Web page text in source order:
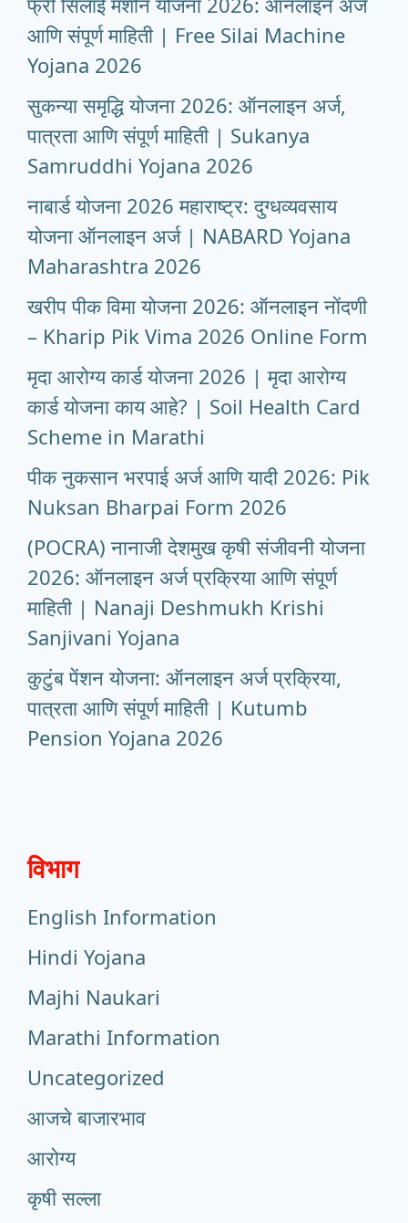
आणि संपूर्ण माहिती | Free Silai Machine
Yojana 2026
सुकन्या समृद्धि योजना 2026: ऑनलाइन अर्ज,
पात्रता आणि संपूर्ण माहिती | Sukanya
Samruddhi Yojana 2026
नाबार्ड योजना 2026 महाराष्ट्र: दुग्धव्यवसाय
योजना ऑनलाइन अर्ज | NABARD Yojana
Maharashtra 2026
खरीप पीक विमा योजना 2026: ऑनलाइन नोंदणी
– Kharip Pik Vima 2026 Online Form
मृदा आरोग्य कार्ड योजना 2026 | मृदा आरोग्य
कार्ड योजना काय आहे? | Soil Health Card
Scheme in Marathi
पीक नुकसान भरपाई अर्ज आणि यादी 2026: Pik
Nuksan Bharpai Form 2026
(POCRA) नानाजी देशमुख कृषी संजीवनी योजना
2026: ऑनलाइन अर्ज प्रक्रिया आणि संपूर्ण
माहिती | Nanaji Deshmukh Krishi
Sanjivani Yojana
कुटुंब पेंशन योजना: ऑनलाइन अर्ज प्रक्रिया,
पात्रता आणि संपूर्ण माहिती | Kutumb
Pension Yojana 2026
विभाग
English Information
Hindi Yojana
Majhi Naukari
Marathi Information
Uncategorized
आजचे बाजारभाव
आरोग्य
कृषी सल्ला